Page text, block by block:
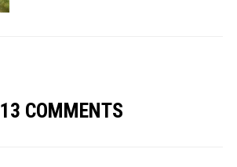
13 COMMENTS